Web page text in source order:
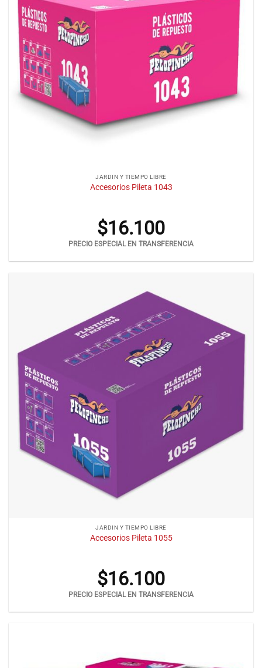
JARDIN Y TIEMPO LIBRE
Accesorios Pileta 1043
$16.100
PRECIO ESPECIAL EN TRANSFERENCIA
JARDIN Y TIEMPO LIBRE
Accesorios Pileta 1055
$16.100
PRECIO ESPECIAL EN TRANSFERENCIA